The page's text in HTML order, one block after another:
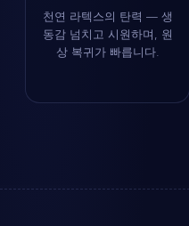
천연 라텍스의 탄력 — 생
동감 넘치고 시원하며, 원
상 복귀가 빠릅니다.